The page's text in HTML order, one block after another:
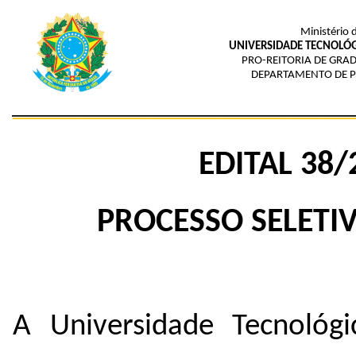
Ministério
UNIVERSIDADE
PRO-REITORIA DE
DEPARTAMENTO DE
EDITAL
PROCESSO
A Universidade